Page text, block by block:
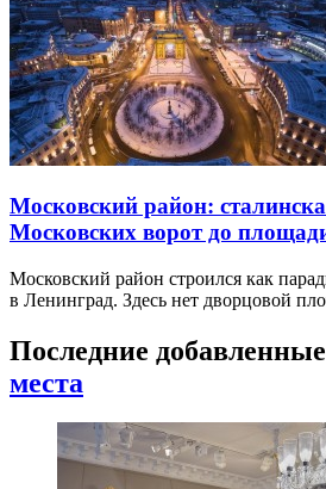
Московский район:
Московских ворот до
Московский район строился как
в Ленинград. Здесь нет дворцовой
Последние добавленные
места